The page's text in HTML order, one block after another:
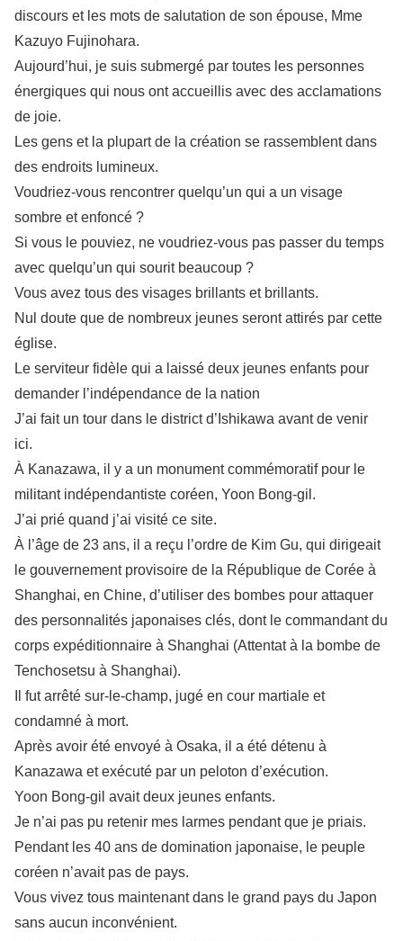
discours et les mots de salutation de son épouse, Mme
Kazuyo Fujinohara.
Aujourd’hui, je suis submergé par toutes les personnes
énergiques qui nous ont accueillis avec des acclamations
de joie.
Les gens et la plupart de la création se rassemblent dans
des endroits lumineux.
Voudriez-vous rencontrer quelqu’un qui a un visage
sombre et enfoncé ?
Si vous le pouviez, ne voudriez-vous pas passer du temps
avec quelqu’un qui sourit beaucoup ?
Vous avez tous des visages brillants et brillants.
Nul doute que de nombreux jeunes seront attirés par cette
église.
Le serviteur fidèle qui a laissé deux jeunes enfants pour
demander l’indépendance de la nation
J’ai fait un tour dans le district d’Ishikawa avant de venir
ici.
À Kanazawa, il y a un monument commémoratif pour le
militant indépendantiste coréen, Yoon Bong-gil.
J’ai prié quand j’ai visité ce site.
À l’âge de 23 ans, il a reçu l’ordre de Kim Gu, qui dirigeait
le gouvernement provisoire de la République de Corée à
Shanghai, en Chine, d’utiliser des bombes pour attaquer
des personnalités japonaises clés, dont le commandant du
corps expéditionnaire à Shanghai (Attentat à la bombe de
Tenchosetsu à Shanghai).
Il fut arrêté sur-le-champ, jugé en cour martiale et
condamné à mort.
Après avoir été envoyé à Osaka, il a été détenu à
Kanazawa et exécuté par un peloton d’exécution.
Yoon Bong-gil avait deux jeunes enfants.
Je n’ai pas pu retenir mes larmes pendant que je priais.
Pendant les 40 ans de domination japonaise, le peuple
coréen n’avait pas de pays.
Vous vivez tous maintenant dans le grand pays du Japon
sans aucun inconvénient.